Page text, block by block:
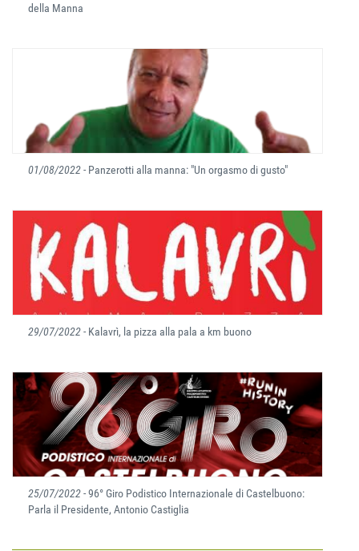
della Manna
01/08/2022- Panzerotti alla manna: "Un orgasmo di gusto"
29/07/2022- Kalavrì, la pizza alla pala a km buono
25/07/2022- 96° Giro Podistico Internazionale di Castelbuono:
Parla il Presidente, Antonio Castiglia